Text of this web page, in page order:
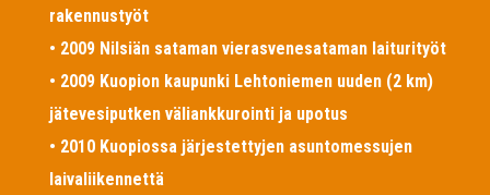
rakennustyöt
• 2009 Nilsiän sataman vierasvenesataman laiturityöt
• 2009 Kuopion kaupunki Lehtoniemen uuden (2 km)
jätevesiputken väliankkurointi ja upotus
• 2010 Kuopiossa järjestettyjen asuntomessujen
laivaliikennettä